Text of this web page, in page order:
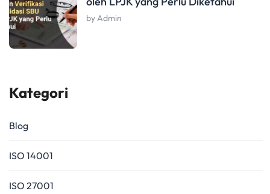
by Admin
Kategori
Blog
ISO 14001
ISO 27001